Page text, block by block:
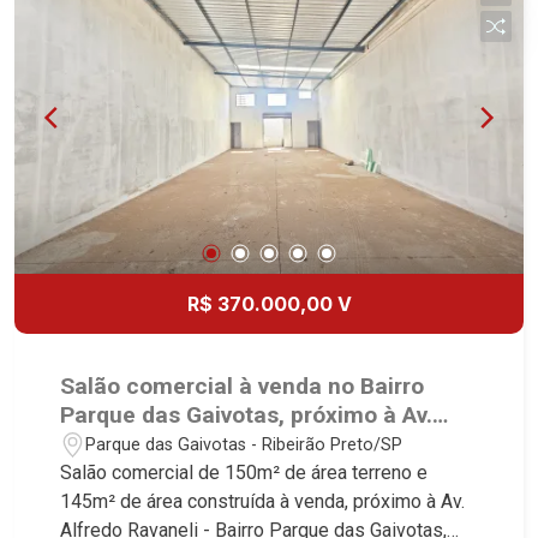
R$ 370.000,00 V
Salão comercial à venda no Bairro
Parque das Gaivotas, próximo à Av.
Alfredo Ravaneli - Ribeirão Preto/SP.
Parque das Gaivotas - Ribeirão Preto/SP
Salão comercial de 150m² de área terreno e
145m² de área construída à venda, próximo à Av.
Alfredo Ravaneli - Bairro Parque das Gaivotas,